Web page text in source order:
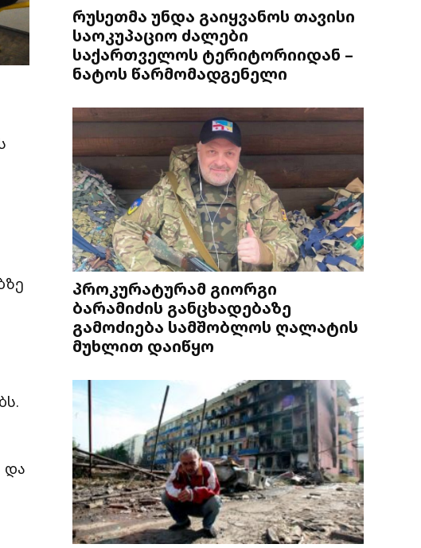
და
რუსეთმა უნდა გაიყვანოს თავისი
საოკუპაციო ძალები
საქართველოს ტერიტორიიდან –
ნატოს წარმომადგენელი
პროკურატურამ გიორგი
ბარამიძის განცხადებაზე
გამოძიება სამშობლოს ღალატის
მუხლით დაიწყო